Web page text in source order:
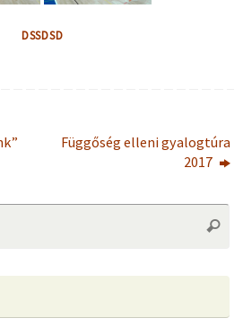
DSSDSD
Függőség elleni gyalogtúra
2017